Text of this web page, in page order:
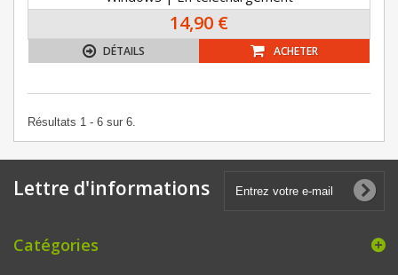
14,90 €
DÉTAILS ACHETER
Résultats 1 - 6 sur 6.
Lettre d'informations
Catégories